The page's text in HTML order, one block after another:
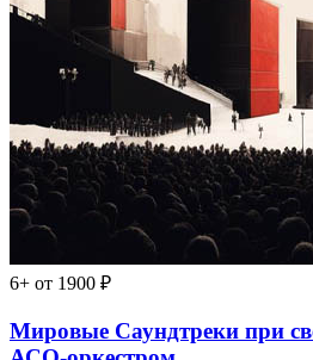
6+ от 1900 ₽
Мировые Саундтреки при